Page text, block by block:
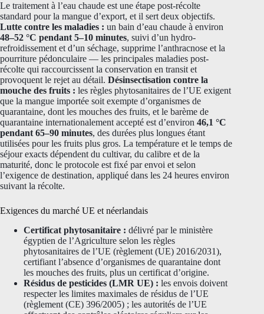
Le traitement à l’eau chaude est une étape post-récolte
standard pour la mangue d’export, et il sert deux objectifs.
Lutte contre les maladies : un bain d’eau chaude à environ
48–52 °C pendant 5–10 minutes, suivi d’un hydro-
refroidissement et d’un séchage, supprime l’anthracnose et la
pourriture pédonculaire — les principales maladies post-
récolte qui raccourcissent la conservation en transit et
provoquent le rejet au détail. Désinsectisation contre la
mouche des fruits : les règles phytosanitaires de l’UE exigent
que la mangue importée soit exempte d’organismes de
quarantaine, dont les mouches des fruits, et le barème de
quarantaine internationalement accepté est d’environ 46,1 °C
pendant 65–90 minutes, des durées plus longues étant
utilisées pour les fruits plus gros. La température et le temps de
séjour exacts dépendent du cultivar, du calibre et de la
maturité, donc le protocole est fixé par envoi et selon
l’exigence de destination, appliqué dans les 24 heures environ
suivant la récolte.
Exigences du marché UE et néerlandais
Certificat phytosanitaire : délivré par le ministère
égyptien de l’Agriculture selon les règles
phytosanitaires de l’UE (règlement (UE) 2016/2031),
certifiant l’absence d’organismes de quarantaine dont
les mouches des fruits, plus un certificat d’origine.
Résidus de pesticides (LMR UE) : les envois doivent
respecter les limites maximales de résidus de l’UE
(règlement (CE) 396/2005) ; les autorités de l’UE